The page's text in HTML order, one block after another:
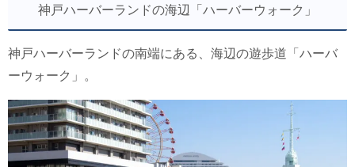
神戸ハーバーランドの海辺「ハーバーウォーク」
神戸ハーバーランドの南端にある、海辺の遊歩道「ハーバ
ーウォーク」。